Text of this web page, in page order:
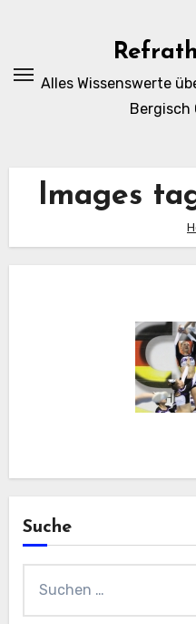
Alles Wissenswerte
Bergisch
Images
Suche
nach: